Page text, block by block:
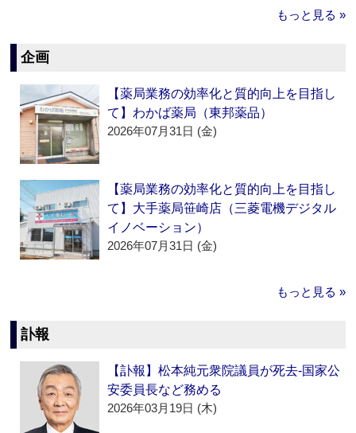
もっと見る »
企画
【薬局業務の効率化と質的向上を目指し
て】わかば薬局（東邦薬品）
2026年07月31日 (金)
【薬局業務の効率化と質的向上を目指し
て】大手薬局笹崎店（三菱電機デジタル
イノベーション）
2026年07月31日 (金)
もっと見る »
訃報
【訃報】松本純元衆院議員が死去‐国家公
安委員長など務める
2026年03月19日 (木)